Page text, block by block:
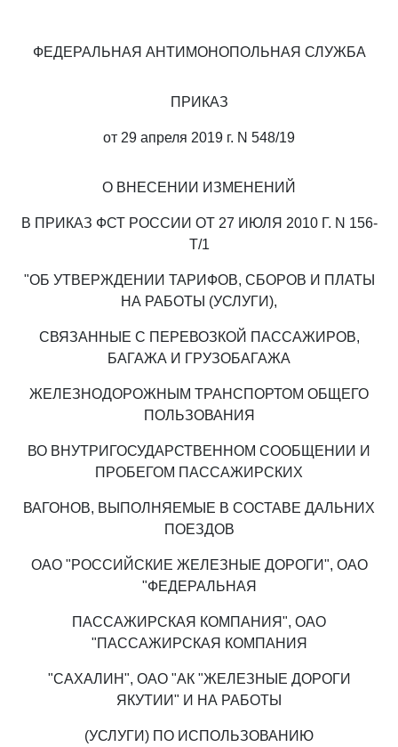
ФЕДЕРАЛЬНАЯ АНТИМОНОПОЛЬНАЯ СЛУЖБА
ПРИКАЗ
от 29 апреля 2019 г. N 548/19
О ВНЕСЕНИИ ИЗМЕНЕНИЙ
В ПРИКАЗ ФСТ РОССИИ ОТ 27 ИЮЛЯ 2010 Г. N 156-
Т/1
"ОБ УТВЕРЖДЕНИИ ТАРИФОВ, СБОРОВ И ПЛАТЫ
НА РАБОТЫ (УСЛУГИ),
СВЯЗАННЫЕ С ПЕРЕВОЗКОЙ ПАССАЖИРОВ,
БАГАЖА И ГРУЗОБАГАЖА
ЖЕЛЕЗНОДОРОЖНЫМ ТРАНСПОРТОМ ОБЩЕГО
ПОЛЬЗОВАНИЯ
ВО ВНУТРИГОСУДАРСТВЕННОМ СООБЩЕНИИ И
ПРОБЕГОМ ПАССАЖИРСКИХ
ВАГОНОВ, ВЫПОЛНЯЕМЫЕ В СОСТАВЕ ДАЛЬНИХ
ПОЕЗДОВ
ОАО "РОССИЙСКИЕ ЖЕЛЕЗНЫЕ ДОРОГИ", ОАО
"ФЕДЕРАЛЬНАЯ
ПАССАЖИРСКАЯ КОМПАНИЯ", ОАО
"ПАССАЖИРСКАЯ КОМПАНИЯ
"САХАЛИН", ОАО "АК "ЖЕЛЕЗНЫЕ ДОРОГИ
ЯКУТИИ" И НА РАБОТЫ
(УСЛУГИ) ПО ИСПОЛЬЗОВАНИЮ